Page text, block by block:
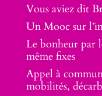
Vous aviez dit
Un Mooc sur
Le bonheur par
même fixes
Appel à
mobilités,